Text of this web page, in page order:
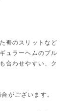
裾のスリットなど
ュラーヘムのプル
合わせやすい、ク
がございます。